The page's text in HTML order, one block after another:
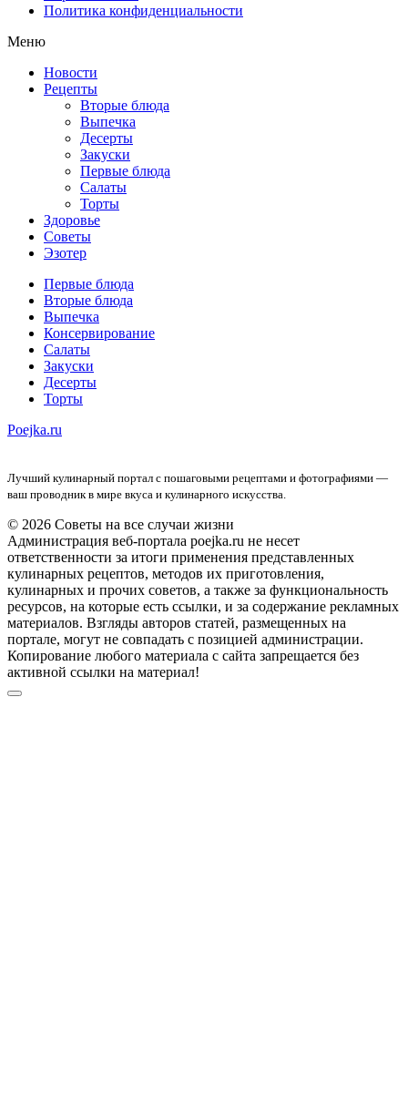
Политика конфиденциальности
Меню
Новости
Рецепты
Вторые блюда
Выпечка
Десерты
Закуски
Первые блюда
Салаты
Торты
Здоровье
Советы
Эзотер
Первые блюда
Вторые блюда
Выпечка
Консервирование
Салаты
Закуски
Десерты
Торты
Poejka.ru
Лучший кулинарный портал с пошаговыми рецептами и фотографиями —
ваш проводник в мире вкуса и кулинарного искусства.
© 2026 Советы на все случаи жизни
Администрация веб-портала poejka.ru не несет
ответственности за итоги применения представленных
кулинарных рецептов, методов их приготовления,
кулинарных и прочих советов, а также за функциональность
ресурсов, на которые есть ссылки, и за содержание рекламных
материалов. Взгляды авторов статей, размещенных на
портале, могут не совпадать с позицией администрации.
Копирование любого материала с сайта запрещается без
активной ссылки на материал!